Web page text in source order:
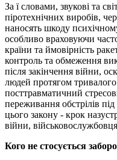
За ї словами, звукові та
піротехнічних виробів,
наносять шкоду
особливо враховуючи
країни та ймовірність
контроль та обмеження
після закінчення війни,
людей протягом тривалого
посттравматичний
переживання обстрілів
цього закону - крок
війни,
Кого не стосується